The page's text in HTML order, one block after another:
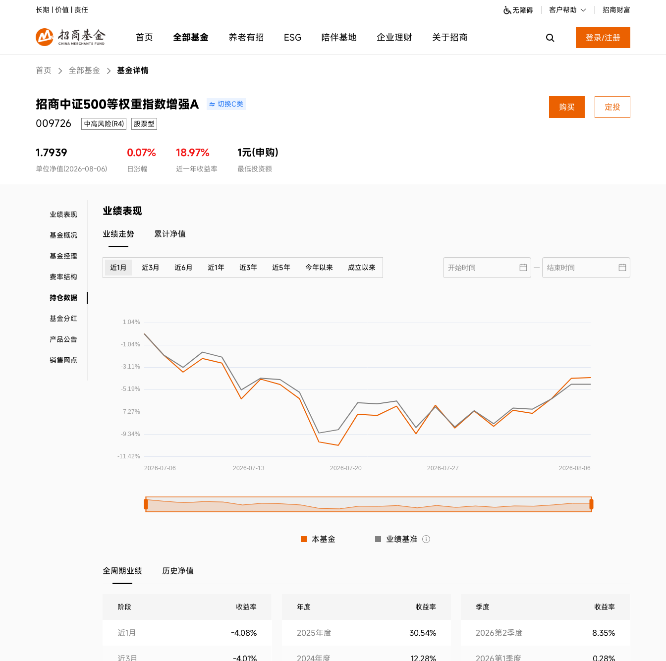
长期 | 价值 | 责任 无障碍 客户帮助 招商财富
登录/注册
首页 全部基金 养老有招 ESG 陪伴基地 企业理财 关于招商
首页 全部基金 基金详情
招商中证500等权重指数增强A 切换C类
009726 中高风险(R4) 股票型
购买 定投
1.7939
单位净值(2026-08-06)
0.07%
日涨幅
18.97%
近一年收益率
1元(申购)
最低投资额
业绩表现
基金概况
基金经理
费率结构
持仓数据
基金分红
产品公告
销售网点
业绩表现
业绩走势 累计净值
近1月 近3月 近6月 近1年 近3年 近5年 今年以来 成立以来
本基金 业绩基准
全周期业绩 历史净值
阶段 收益率
近1月 -4.08%
近3月 -4.01%
年度 收益率
2025年度 30.54%
2024年度 12.28%
季度 收益率
2026第2季度 8.35%
2026第1季度 0.28%